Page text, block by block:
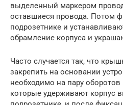
выделенный маркером
оставшиеся провода. Потом
подрозетнике и
обрамление корпуса и
Часто случается так, что
закрепить на основании
необходимо на пару
которые удерживают корпус